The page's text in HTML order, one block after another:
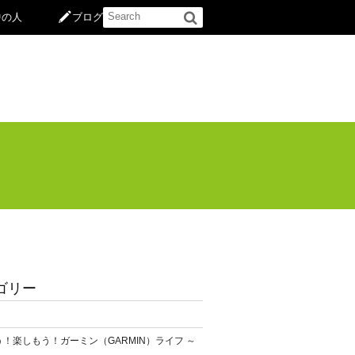
人 ブログ
リー
！楽しもう！ガーミン（GARMIN）ライフ ～